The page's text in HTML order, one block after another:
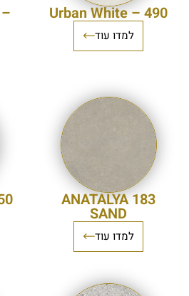
490 – Urban White
למדו עוד
183 ANATALYA
SAND
למדו עוד
GOLD